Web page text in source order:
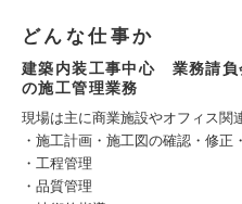
どんな仕事か
建築内装工事中心 業務請負
の施工管理業務
現場は主に商業施設やオフィス関
・施工計画・施工図の確認・修正
・工程管理
・品質管理